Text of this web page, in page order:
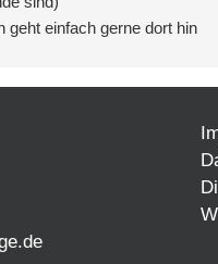
geht einfach gerne dort hin
am KFZ 5/5
Problemlösungen 5/5